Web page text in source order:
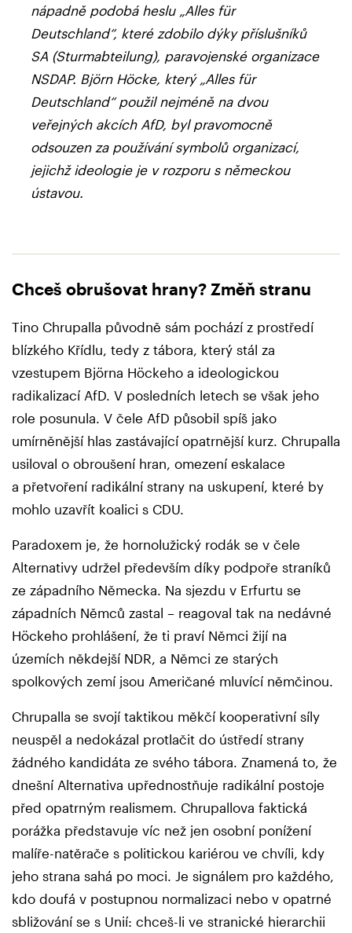
nápadně podobá heslu „Alles für
Deutschland“, které zdobilo dýky příslušníků
SA (Sturmabteilung), paravojenské organizace
NSDAP. Björn Höcke, který „Alles für
Deutschland“ použil nejméně na dvou
veřejných akcích AfD, byl pravomocně
odsouzen za používání symbolů organizací,
jejichž ideologie je v rozporu s německou
ústavou.
Chceš obrušovat hrany? Změň stranu
Tino Chrupalla původně sám pochází z prostředí
blízkého Křídlu, tedy z tábora, který stál za
vzestupem Björna Höckeho a ideologickou
radikalizací AfD. V posledních letech se však jeho
role posunula. V čele AfD působil spíš jako
umírněnější hlas zastávající opatrnější kurz. Chrupalla
usiloval o obroušení hran, omezení eskalace
a přetvoření radikální strany na uskupení, které by
mohlo uzavřít koalici s CDU.
Paradoxem je, že hornolužický rodák se v čele
Alternativy udržel především díky podpoře straníků
ze západního Německa. Na sjezdu v Erfurtu se
západních Němců zastal – reagoval tak na nedávné
Höckeho prohlášení, že ti praví Němci žijí na
územích někdejší NDR, a Němci ze starých
spolkových zemí jsou Američané mluvící němčinou.
Chrupalla se svojí taktikou měkčí kooperativní síly
neuspěl a nedokázal protlačit do ústředí strany
žádného kandidáta ze svého tábora. Znamená to, že
dnešní Alternativa upřednostňuje radikální postoje
před opatrným realismem. Chrupallova faktická
porážka představuje víc než jen osobní ponížení
malíře-natěrače s politickou kariérou ve chvíli, kdy
jeho strana sahá po moci. Je signálem pro každého,
kdo doufá v postupnou normalizaci nebo v opatrné
sbližování se s Unií: chceš-li ve stranické hierarchii